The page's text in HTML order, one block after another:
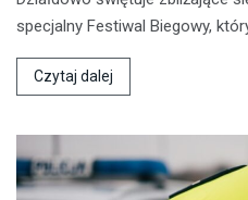
specjalny Festiwal Biegowy,
Czytaj dalej